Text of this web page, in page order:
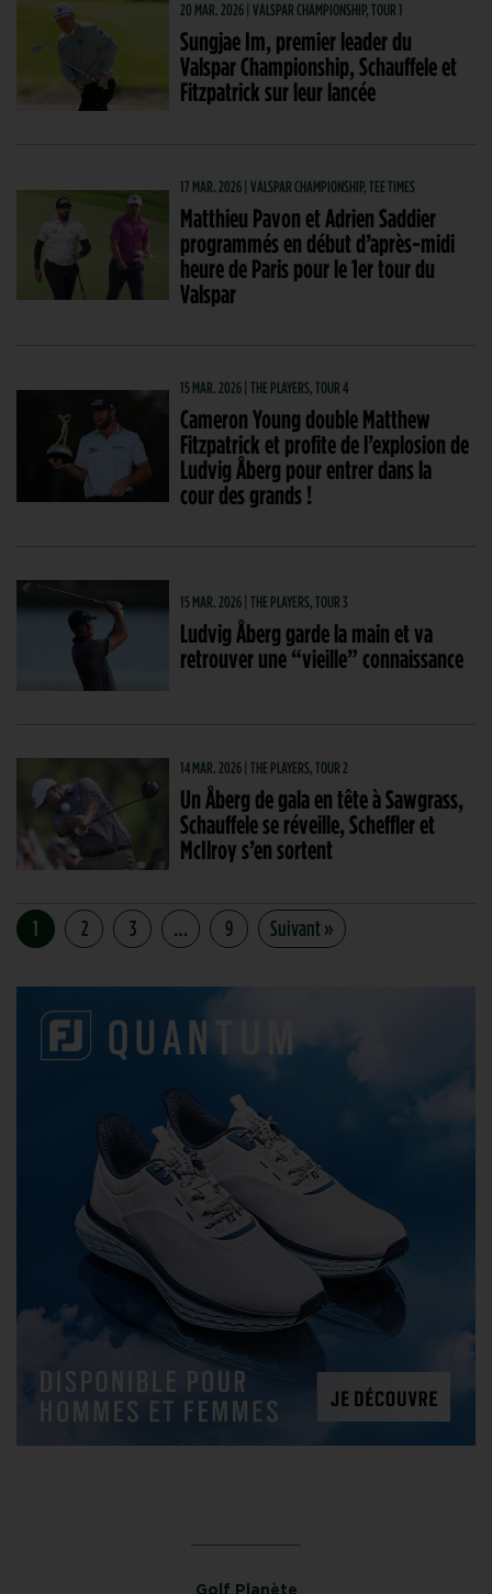
20 MAR. 2026 | VALSPAR CHAMPIONSHIP, TOUR 1
Sungjae Im, premier leader du
Valspar Championship, Schauffele et
Fitzpatrick sur leur lancée
17 MAR. 2026 | VALSPAR CHAMPIONSHIP, TEE TIMES
Matthieu Pavon et Adrien Saddier
programmés en début d’après-midi
heure de Paris pour le 1er tour du
Valspar
15 MAR. 2026 | THE PLAYERS, TOUR 4
Cameron Young double Matthew
Fitzpatrick et profite de l’explosion de
Ludvig Åberg pour entrer dans la
cour des grands !
15 MAR. 2026 | THE PLAYERS, TOUR 3
Ludvig Åberg garde la main et va
retrouver une “vieille” connaissance
14 MAR. 2026 | THE PLAYERS, TOUR 2
Un Åberg de gala en tête à Sawgrass,
Schauffele se réveille, Scheffler et
McIlroy s’en sortent
1 2 3 9 Suivant »
Golf Planète